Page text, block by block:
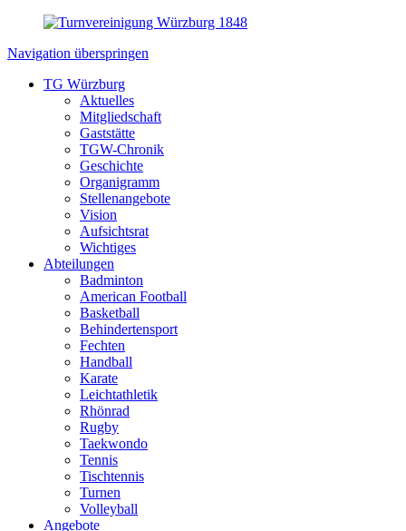
Navigation überspringen
TG Würzburg
Aktuelles
Mitgliedschaft
Gaststätte
TGW-Chronik
Geschichte
Organigramm
Stellenangebote
Vision
Aufsichtsrat
Wichtiges
Abteilungen
Badminton
American Football
Basketball
Behindertensport
Fechten
Handball
Karate
Leichtathletik
Rhönrad
Rugby
Taekwondo
Tennis
Tischtennis
Turnen
Volleyball
Angebote